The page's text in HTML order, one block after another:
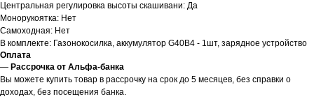
Центральная регулировка высоты скашивани: Да
Монорукоятка: Нет
Самоходная: Нет
В комплекте: Газонокосилка, аккумулятор G40B4 - 1шт, зарядное устройство
Оплата
— Рассрочка от Альфа-банка
Вы можете купить товар в рассрочку на срок до 5 месяцев, без справки о
доходах, без посещения банка.